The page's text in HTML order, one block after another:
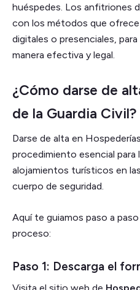
huéspedes. Los anfitriones
con los métodos que ofrece
digitales o presenciales,
manera efectiva y legal.
¿Cómo darse de
de la Guardia Civil?
Darse de alta en
procedimiento esencial
alojamientos turísticos en
cuerpo de seguridad.
Aquí te guiamos paso a
proceso:
Paso 1: Descarga el